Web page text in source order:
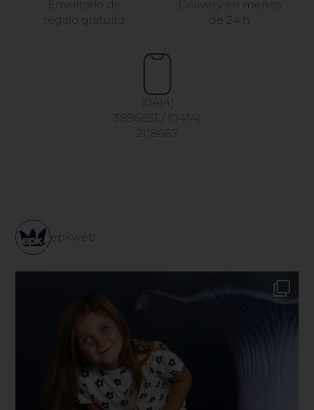
Envoltorio de
regalo gratuito
Delivery en menos
de 24 h
(0414)
3896651
(0414)
2118667
epkweb